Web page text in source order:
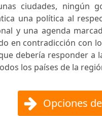
ciudades, ningún
una política al
y una agenda
en contradicción con
debería responder
los países de la
Opciones